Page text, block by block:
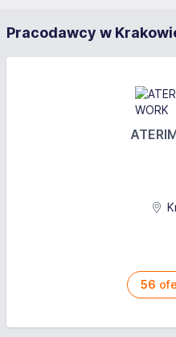
Pracodawcy w
56